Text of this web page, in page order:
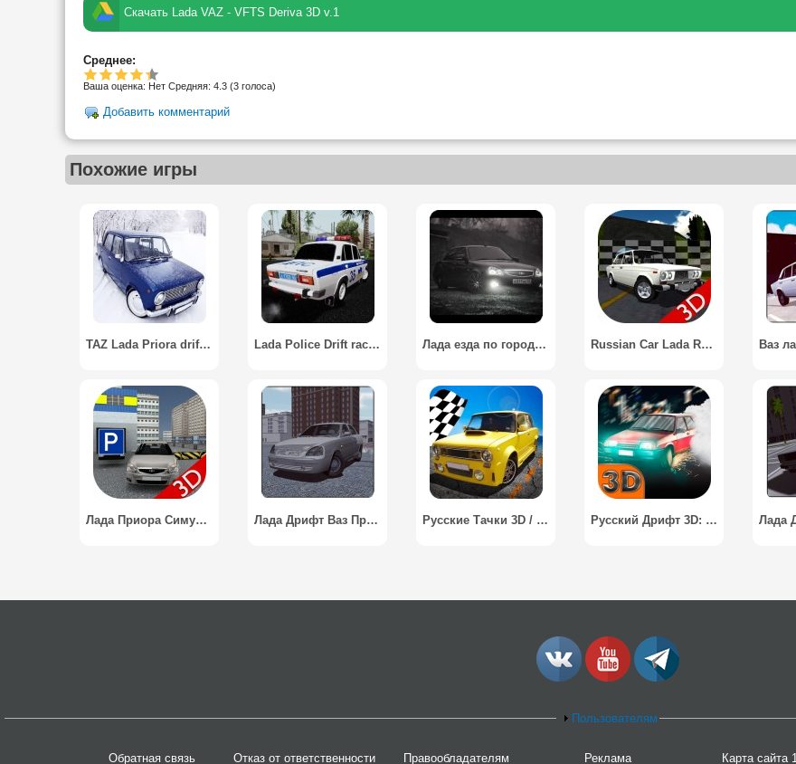
Скачать Lada VAZ - VFTS Deriva 3D v.1
Среднее:
Ваша оценка: Нет Средняя: 4.3 (3 голоса)
Добавить комментарий
Похожие игры
TAZ Lada Priora drift racing Lada Police Drift racing Лада езда по городу / Lada riding around town Russian Car Lada Racing 3D
Лада Приора Симулятор Парковки / Lada Priora Parking Simulator Лада Дрифт Ваз Приора / Lada Drift Vaz Priora Русские Тачки 3D / Russian Car Lada Drift Русский Дрифт 3D: Лада / Russian Lada Drift Racing 3D
Пользователям
Обратная связь Отказ от ответственности Правообладателям Реклама Карта сайта 1